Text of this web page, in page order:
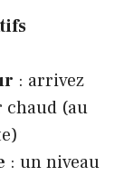
: arrivez
chaud (au
: un niveau